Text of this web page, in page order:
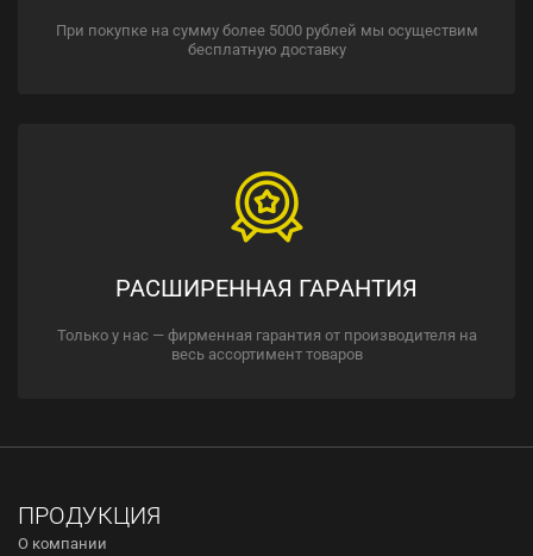
При покупке на сумму более 5000 рублей мы осуществим
бесплатную доставку
РАСШИРЕННАЯ ГАРАНТИЯ
Только у нас — фирменная гарантия от производителя на
весь ассортимент товаров
ПРОДУКЦИЯ
О компании